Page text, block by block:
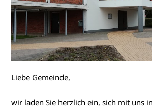
Liebe Gemeinde,
wir laden Sie herzlich ein, sich mit uns